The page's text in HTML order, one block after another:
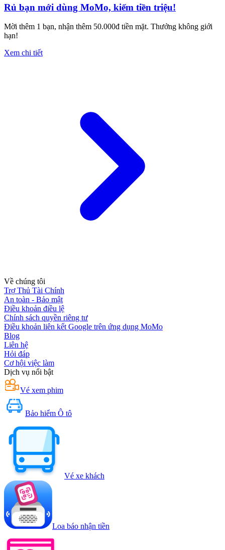
Rủ bạn mới dùng MoMo, kiếm tiền triệu!
Mời thêm 1 bạn, nhận thêm 50.000đ tiền mặt. Thưởng không giới
hạn!
Xem chi tiết
Về chúng tôi
Trợ Thủ Tài Chính
An toàn - Bảo mật
Điều khoản điều lệ
Chính sách quyền riêng tư
Điều khoản liên kết Google trên ứng dụng MoMo
Blog
Liên hệ
Hỏi đáp
Cơ hội việc làm
Dịch vụ nổi bật
Vé xem phim
Bảo hiểm Ô tô
Vé xe khách
Loa báo nhận tiền